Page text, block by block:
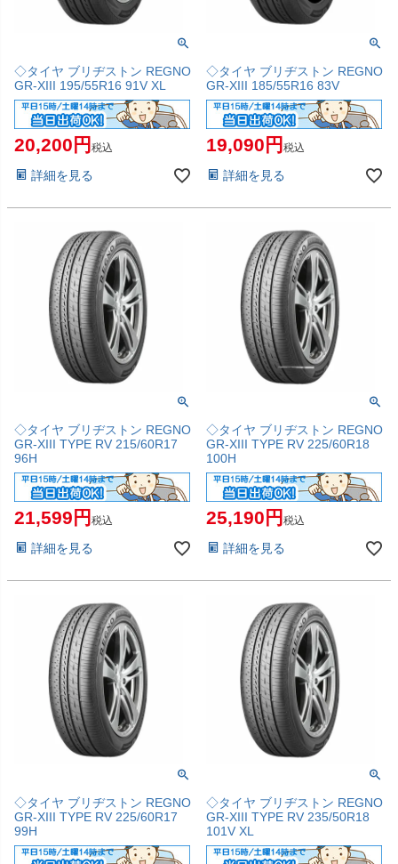
◇タイヤ ブリヂストン REGNO
GR-XIII 195/55R16 91V XL
20,200 税込
詳細を見る
◇タイヤ ブリヂストン REGNO
GR-XIII 185/55R16 83V
19,090 税込
詳細を見る
◇タイヤ ブリヂストン REGNO
GR-XIII TYPE RV 215/60R17
96H
21,599 税込
詳細を見る
◇タイヤ ブリヂストン REGNO
GR-XIII TYPE RV 225/60R18
100H
25,190 税込
詳細を見る
◇タイヤ ブリヂストン REGNO
GR-XIII TYPE RV 225/60R17
99H
◇タイヤ ブリヂストン REGNO
GR-XIII TYPE RV 235/50R18
101V XL